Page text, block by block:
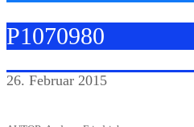
P1070980
26. Februar 2015